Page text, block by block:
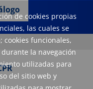
de cookies propias
las cuales se
funcionales,
la navegación
utilizadas para
del sitio web y